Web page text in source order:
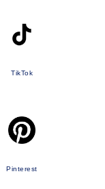
TikTok
Pinterest